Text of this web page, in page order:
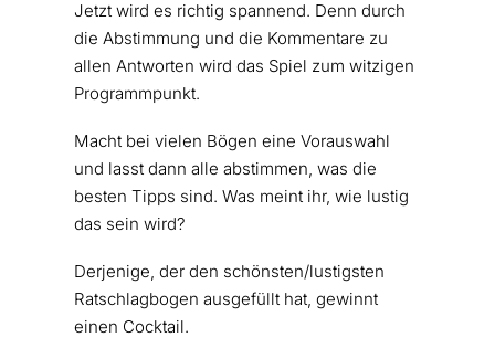
Jetzt wird es richtig spannend. Denn durch
die Abstimmung und die Kommentare zu
allen Antworten wird das Spiel zum witzigen
Programmpunkt.
Macht bei vielen Bögen eine Vorauswahl
und lasst dann alle abstimmen, was die
besten Tipps sind. Was meint ihr, wie lustig
das sein wird?
Derjenige, der den schönsten/lustigsten
Ratschlagbogen ausgefüllt hat, gewinnt
einen Cocktail.